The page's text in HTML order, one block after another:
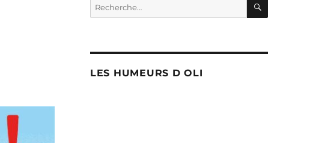
Recherche
pour :
LES HUMEURS D OLI